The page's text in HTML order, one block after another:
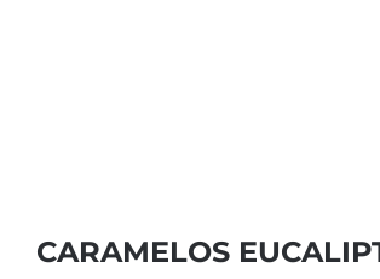
CARAMELOS